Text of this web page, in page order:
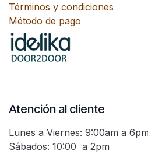
Términos y condiciones
Método de pago
Atención al cliente
Lunes a Viernes: 9:00am a 6pm
Sábados: 10:00 a 2pm